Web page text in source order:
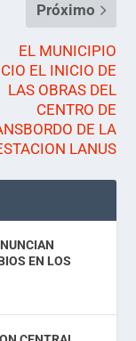
Próximo
EL MUNICIPIO
EL INICIO DE
LAS OBRAS DEL
CENTRO DE
DE LA
LANUS
EN LOS